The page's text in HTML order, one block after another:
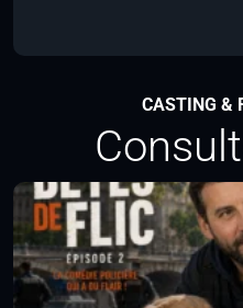
CASTING &